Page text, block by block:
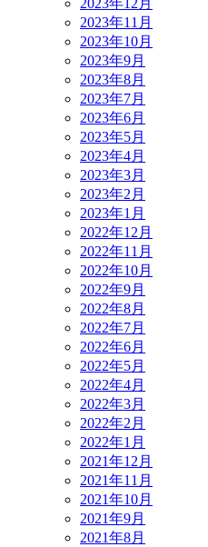
2023年12月
2023年11月
2023年10月
2023年9月
2023年8月
2023年7月
2023年6月
2023年5月
2023年4月
2023年3月
2023年2月
2023年1月
2022年12月
2022年11月
2022年10月
2022年9月
2022年8月
2022年7月
2022年6月
2022年5月
2022年4月
2022年3月
2022年2月
2022年1月
2021年12月
2021年11月
2021年10月
2021年9月
2021年8月